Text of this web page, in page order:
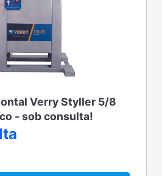
Verry Styller 5/8
- sob consulta!